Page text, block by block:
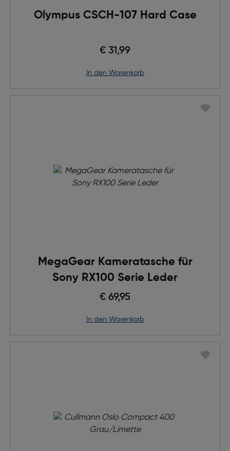
Olympus CSCH-107 Hard Case
€ 31,99
in den Warenkorb
MegaGear Kameratasche für
Sony RX100 Serie Leder
€ 69,95
in den Warenkorb